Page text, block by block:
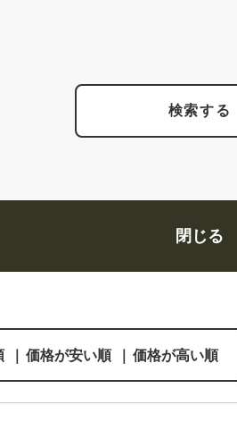
検索する
閉じる
価格が安い順 価格が高い順